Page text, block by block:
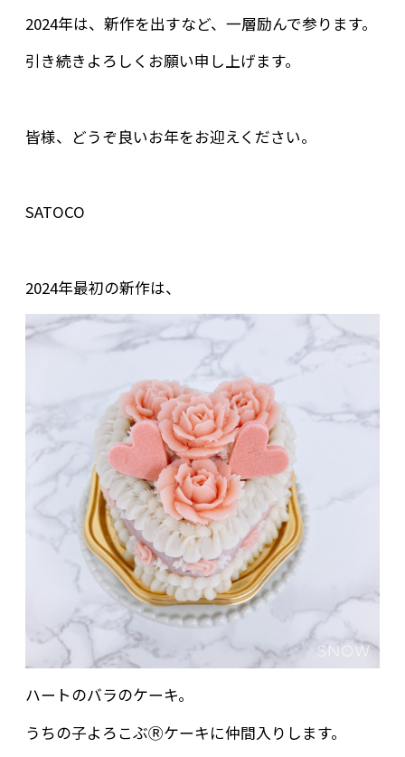
2024年は、新作を出すなど、一層励んで参ります。
引き続きよろしくお願い申し上げます。
皆様、どうぞ良いお年をお迎えください。
SATOCO
2024年最初の新作は、
ハートのバラのケーキ。
うちの子よろこぶⓇケーキに仲間入りします。